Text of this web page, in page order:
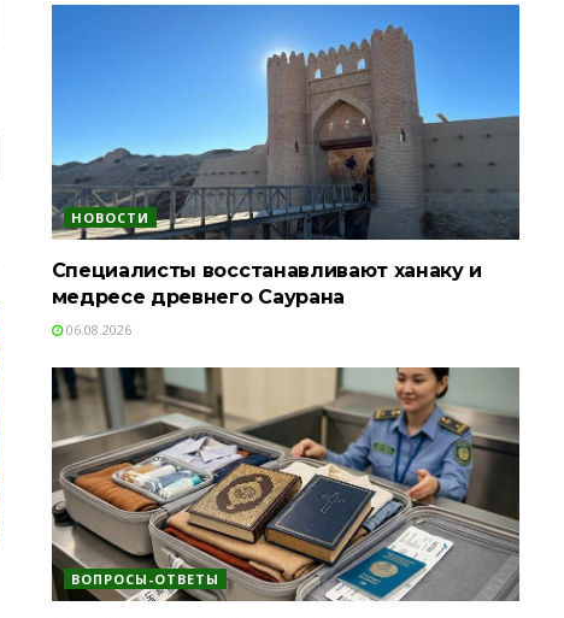
НОВОСТИ
Специалисты восстанавливают ханаку и
медресе древнего Саурана
06.08.2026
ВОПРОСЫ-ОТВЕТЫ